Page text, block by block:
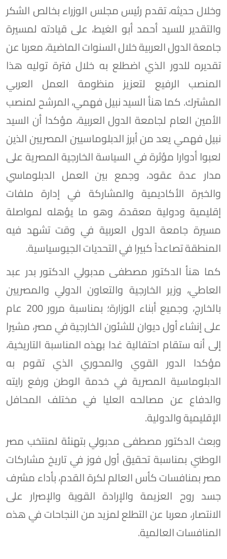
وخلال حديثه، تقدم رئيس مجلس الوزراء بخالص الشكر
والتقدير للسيد أحمد أبو الغيط، على قيادته لمسيرة
جامعة الدول العربية خلال السنوات الماضية، معربا عن
تقديره للدور الذي اضطلع به خلال فترة توليه هذا
المنصب الرفيع لتعزيز منظومة العمل العربي
المشترك. كما هنأ السيد نبيل فهمي، المرشح لمنصب
الأمين العام لجامعة الدول العربية، مؤكدا أن السيد
نبيل فهمي يعد من أبرز الدبلوماسيين المصريين الذين
لعبوا أدوارا مؤثرة في السياسة الخارجية المصرية على
مدار عدة عقود، وجمع بين العمل الدبلوماسي
والخبرة الأكاديمية والمشاركة في إدارة ملفات
إقليمية ودولية معقدة، وهو ما يؤهله لمواصلة
مسيرة جامعة الدول العربية في وقت تشهد فيه
المنطقة تصاعداً كبيرا في التحديات الجيوسياسية.
كما هنأ الدكتور مصطفى مدبولي الدكتور بدر عبد
العاطي، وزير الخارجية والتعاون الدولي والمصريين
بالخارج، وجميع أبناء الوزارة؛ بمناسبة مرور 200 عام
على إنشاء أول ديوان للشئون الخارجية في مصر، مشيرا
إلى أنه ستقام احتفالية غدا بهذه المناسبة التاريخية،
مؤكدا الدور القوي والمحوري الذي تقوم به
الدبلوماسية المصرية في خدمة الوطن ورفع رايته
والدفاع عن مصالحه العليا في مختلف المحافل
الإقليمية والدولية.
وبعث الدكتور مصطفى مدبولي بتهنئة لمنتخب مصر
الوطني بمناسبة تحقيق أول فوز في تاريخ مشاركات
مصر بمنافسات كأس العالم لكرة القدم، بأداء مشرف
جسد روح العزيمة والإرادة القوية والإصرار على
الانتصار، معربا عن التطلع لمزيد من النجاحات في هذه
المنافسات العالمية.